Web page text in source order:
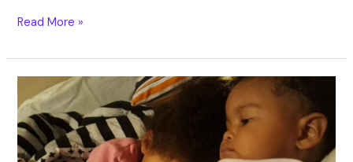
Adoção
ou
a
conta
que
não
fecha
Read More »